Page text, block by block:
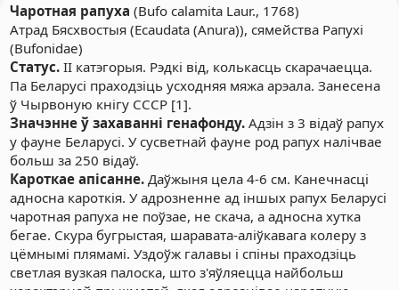
Чаротная рапуха (Bufo calamita Laur., 1768)
Атрад Бясхвостыя (Ecaudata (Anura)), сямейства Рапухі
(Bufonidae)
Статус.II катэгорыя. Рэдкі від, колькасць скарачаецца.
Па Беларусі праходзіць усходняя мяжа арэала. Занесена
ў Чырвоную кнігу СССР [1].
Значэнне ў захаванні генафонду.Адзін з 3 відаў рапух
у фауне Беларусі. У сусветнай фауне род рапух налічвае
больш за 250 відаў.
Кароткае апісанне.Даўжыня цела 4-6 см. Канечнасці
адносна кароткія. У адрозненне ад іншых рапух Беларусі
чаротная рапуха не поўзае, не скача, а адносна хутка
бегае. Скура бугрыстая, шаравата-аліўкавага колеру з
цёмнымі плямамі. Уздоўж галавы і спіны праходзіць
светлая вузкая палоска, што з'яўляецца найбольш